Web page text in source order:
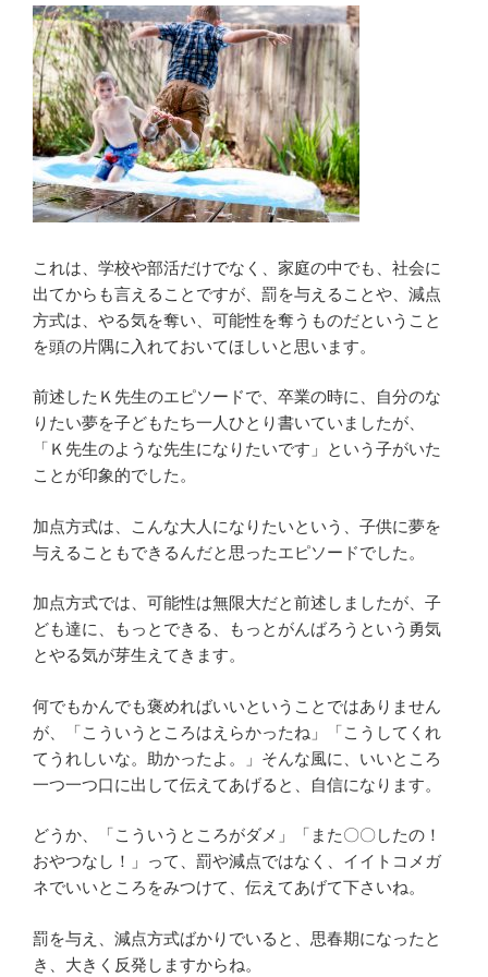
これは、学校や部活だけでなく、家庭の中でも、社会に
出てからも言えることですが、罰を与えることや、減点
方式は、やる気を奪い、可能性を奪うものだということ
を頭の片隅に入れておいてほしいと思います。
前述したＫ先生のエピソードで、卒業の時に、自分のな
りたい夢を子どもたち一人ひとり書いていましたが、
「Ｋ先生のような先生になりたいです」という子がいた
ことが印象的でした。
加点方式は、こんな大人になりたいという、子供に夢を
与えることもできるんだと思ったエピソードでした。
加点方式では、可能性は無限大だと前述しましたが、子
ども達に、もっとできる、もっとがんばろうという勇気
とやる気が芽生えてきます。
何でもかんでも褒めればいいということではありません
が、「こういうところはえらかったね」「こうしてくれ
てうれしいな。助かったよ。」そんな風に、いいところ
一つ一つ口に出して伝えてあげると、自信になります。
どうか、「こういうところがダメ」「また〇〇したの！
おやつなし！」って、罰や減点ではなく、イイトコメガ
ネでいいところをみつけて、伝えてあげて下さいね。
罰を与え、減点方式ばかりでいると、思春期になったと
き、大きく反発しますからね。